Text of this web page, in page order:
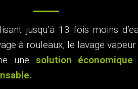
jusqu’à 13 fois moins
à rouleaux, le lavage vapeur
une solution